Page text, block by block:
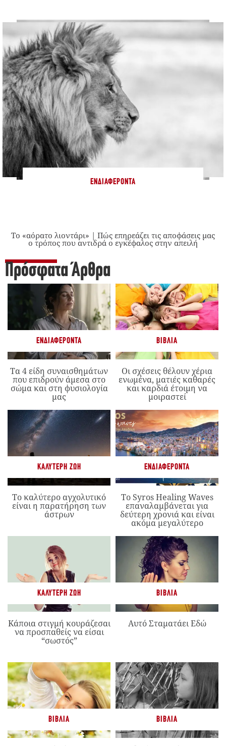
ΕΝΔΙΑΦΈΡΟΝΤΑ
Το «αόρατο λιοντάρι» | Πώς επηρεάζει τις αποφάσεις μας
ο τρόπος που αντιδρά ο εγκέφαλος στην απειλή
Πρόσφατα Άρθρα
ΕΝΔΙΑΦΈΡΟΝΤΑ
Τα 4 είδη συναισθημάτων
που επιδρούν άμεσα στο
σώμα και στη φυσιολογία
μας
ΒΙΒΛΊΑ
Οι σχέσεις θέλουν χέρια
ενωμένα, ματιές καθαρές
και καρδιά έτοιμη να
μοιραστεί
ΚΑΛΎΤΕΡΗ ΖΩΉ
Το καλύτερο αγχολυτικό
είναι η παρατήρηση των
άστρων
ΕΝΔΙΑΦΈΡΟΝΤΑ
Το Syros Healing Waves
επαναλαμβάνεται για
δεύτερη χρονιά και είναι
ακόμα μεγαλύτερο
ΚΑΛΎΤΕΡΗ ΖΩΉ
Κάποια στιγμή κουράζεσαι
να προσπαθείς να είσαι
“σωστός”
ΒΙΒΛΊΑ
Αυτό Σταματάει Εδώ
ΒΙΒΛΊΑ ΒΙΒΛΊΑ